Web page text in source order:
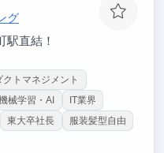
グ
駅直結！
クトマネジメント
械学習・AI
IT業界
東大卒社長 服装髪型自由